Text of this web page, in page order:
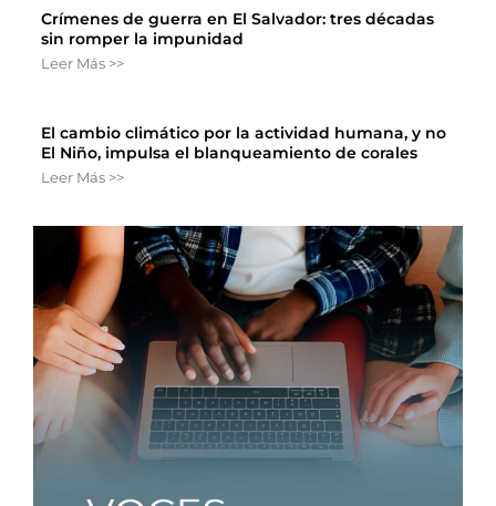
Crímenes de guerra en El Salvador: tres décadas
sin romper la impunidad
Leer Más >>
El cambio climático por la actividad humana, y no
El Niño, impulsa el blanqueamiento de corales
Leer Más >>